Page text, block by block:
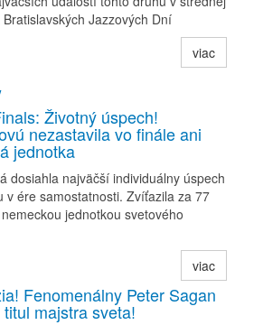
Jazzových Dní
viac
Životný úspech!
nezastavila vo finále ani
jednotka
dosiahla najväčší individuálny úspech
v ére samostatnosti. Zvíťazila za 77
jednotkou svetového
viac
Fenomenálny Peter Sagan
majstra sveta!